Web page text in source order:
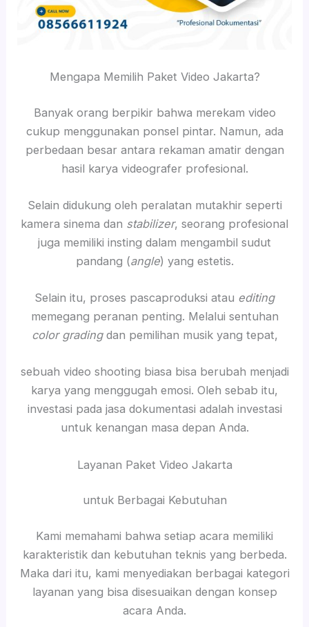
Mengapa Memilih Paket Video Jakarta?
Banyak orang berpikir bahwa merekam video
cukup menggunakan ponsel pintar. Namun, ada
perbedaan besar antara rekaman amatir dengan
hasil karya videografer profesional.
Selain didukung oleh peralatan mutakhir seperti
kamera sinema dan stabilizer, seorang profesional
juga memiliki insting dalam mengambil sudut
pandang (angle) yang estetis.
Selain itu, proses pascaproduksi atau editing
memegang peranan penting. Melalui sentuhan
color gradingdan pemilihan musik yang tepat,
sebuah video shooting biasa bisa berubah menjadi
karya yang menggugah emosi. Oleh sebab itu,
investasi pada jasa dokumentasi adalah investasi
untuk kenangan masa depan Anda.
Layanan Paket Video Jakarta
untuk Berbagai Kebutuhan
Kami memahami bahwa setiap acara memiliki
karakteristik dan kebutuhan teknis yang berbeda.
Maka dari itu, kami menyediakan berbagai kategori
layanan yang bisa disesuaikan dengan konsep
acara Anda.